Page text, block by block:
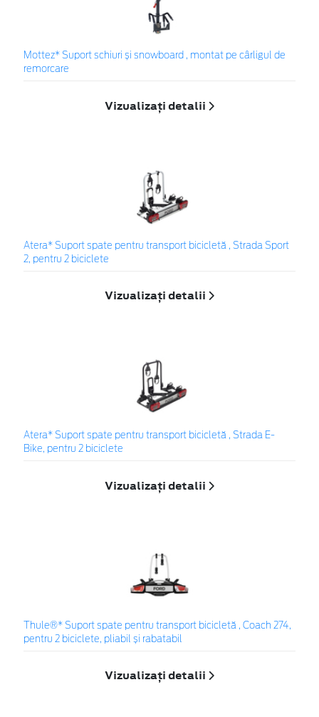
Mottez* Suport schiuri și snowboard , montat pe cârligul de
remorcare
Vizualizați detalii
Atera* Suport spate pentru transport bicicletă , Strada Sport
2, pentru 2 biciclete
Vizualizați detalii
Atera* Suport spate pentru transport bicicletă , Strada E-
Bike, pentru 2 biciclete
Vizualizați detalii
Thule®* Suport spate pentru transport bicicletă , Coach 274,
pentru 2 biciclete, pliabil și rabatabil
Vizualizați detalii